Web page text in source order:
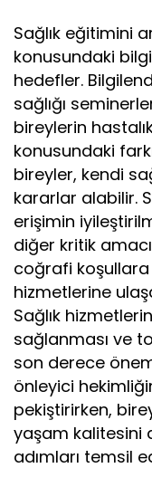
Sağlık eğitimini
konusundaki
hedefler.
sağlığı
bireylerin
konusundaki
bireyler, kendi
kararlar alabilir.
erişimin
diğer kritik
coğrafi koşullara
hizmetlerine
Sağlık
sağlanması ve
son derece
önleyici
pekiştirirken,
yaşam kalitesini
adımları temsil